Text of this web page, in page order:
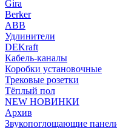
Gira
Berker
ABB
Удлинители
DEKraft
Кабель-каналы
Коробки установочные
Трековые розетки
Тёплый пол
NEW НОВИНКИ
Архив
Звукопоглощающие